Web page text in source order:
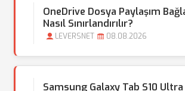
OneDrive Dosya Paylaşım
Nasıl Sınırlandırılır?
LEVERSNET 08.08.2026
Samsung Galaxy Tab S10 Ultra